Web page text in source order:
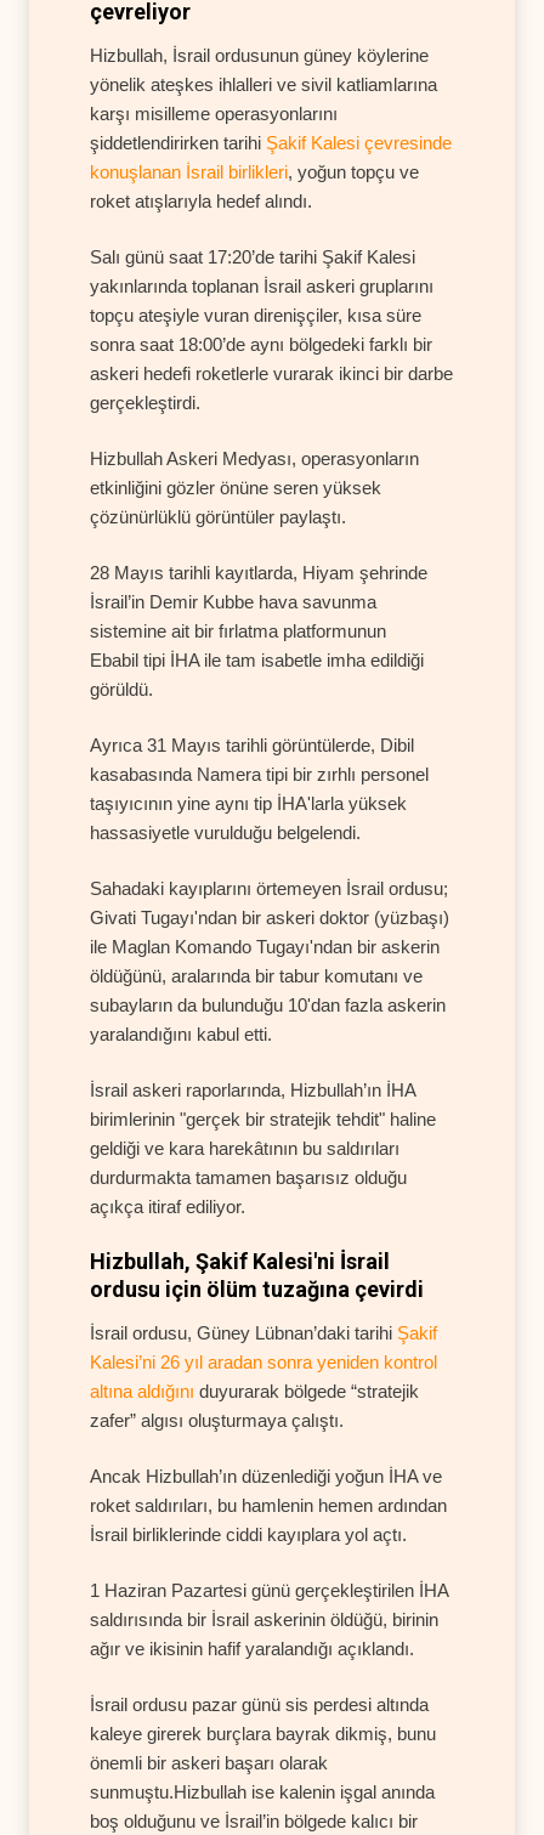
çevreliyor
Hizbullah, İsrail ordusunun güney köylerine
yönelik ateşkes ihlalleri ve sivil katliamlarına
karşı misilleme operasyonlarını
şiddetlendirirken tarihi Şakif Kalesi çevresinde
konuşlanan İsrail birlikleri, yoğun topçu ve
roket atışlarıyla hedef alındı.
Salı günü saat 17:20’de tarihi Şakif Kalesi
yakınlarında toplanan İsrail askeri gruplarını
topçu ateşiyle vuran direnişçiler, kısa süre
sonra saat 18:00’de aynı bölgedeki farklı bir
askeri hedefi roketlerle vurarak ikinci bir darbe
gerçekleştirdi.
Hizbullah Askeri Medyası, operasyonların
etkinliğini gözler önüne seren yüksek
çözünürlüklü görüntüler paylaştı.
28 Mayıs tarihli kayıtlarda, Hiyam şehrinde
İsrail’in Demir Kubbe hava savunma
sistemine ait bir fırlatma platformunun
Ebabil tipi İHA ile tam isabetle imha edildiği
görüldü.
Ayrıca 31 Mayıs tarihli görüntülerde, Dibil
kasabasında Namera tipi bir zırhlı personel
taşıyıcının yine aynı tip İHA'larla yüksek
hassasiyetle vurulduğu belgelendi.
Sahadaki kayıplarını örtemeyen İsrail ordusu;
Givati Tugayı'ndan bir askeri doktor (yüzbaşı)
ile Maglan Komando Tugayı'ndan bir askerin
öldüğünü, aralarında bir tabur komutanı ve
subayların da bulunduğu 10'dan fazla askerin
yaralandığını kabul etti.
İsrail askeri raporlarında, Hizbullah’ın İHA
birimlerinin "gerçek bir stratejik tehdit" haline
geldiği ve kara harekâtının bu saldırıları
durdurmakta tamamen başarısız olduğu
açıkça itiraf ediliyor.
Hizbullah, Şakif Kalesi'ni İsrail
ordusu için ölüm tuzağına çevirdi
İsrail ordusu, Güney Lübnan’daki tarihi Şakif
Kalesi’ni 26 yıl aradan sonra yeniden kontrol
altına aldığını duyurarak bölgede “stratejik
zafer” algısı oluşturmaya çalıştı.
Ancak Hizbullah’ın düzenlediği yoğun İHA ve
roket saldırıları, bu hamlenin hemen ardından
İsrail birliklerinde ciddi kayıplara yol açtı.
1 Haziran Pazartesi günü gerçekleştirilen İHA
saldırısında bir İsrail askerinin öldüğü, birinin
ağır ve ikisinin hafif yaralandığı açıklandı.
İsrail ordusu pazar günü sis perdesi altında
kaleye girerek burçlara bayrak dikmiş, bunu
önemli bir askeri başarı olarak
sunmuştu.Hizbullah ise kalenin işgal anında
boş olduğunu ve İsrail’in bölgede kalıcı bir